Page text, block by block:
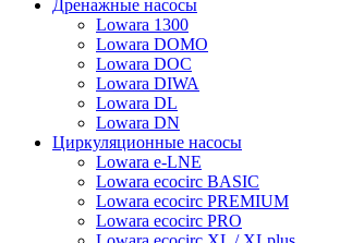
Дренажные насосы
Lowara 1300
Lowara DOMO
Lowara DOC
Lowara DIWA
Lowara DL
Lowara DN
Циркуляционные насосы
Lowara e-LNE
Lowara ecocirc BASIC
Lowara ecocirc PREMIUM
Lowara ecocirc PRO